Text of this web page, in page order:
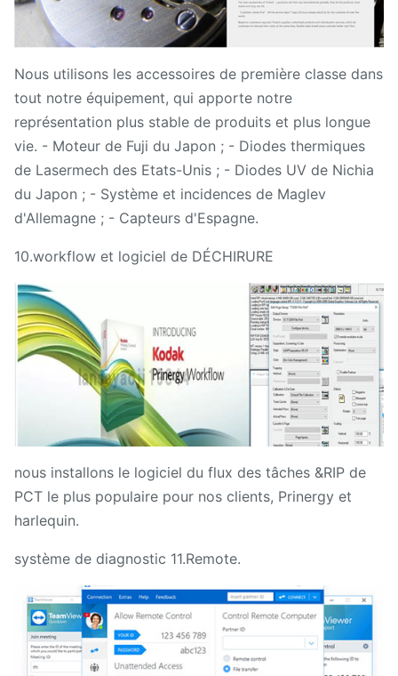
Nous utilisons les accessoires de première classe dans
tout notre équipement, qui apporte notre
représentation plus stable de produits et plus longue
vie. - Moteur de Fuji du Japon ; - Diodes thermiques
de Lasermech des Etats-Unis ; - Diodes UV de Nichia
du Japon ; - Système et incidences de Maglev
d'Allemagne ; - Capteurs d'Espagne.
10.workflow et logiciel de DÉCHIRURE
nous installons le logiciel du flux des tâches &RIP de
PCT le plus populaire pour nos clients, Prinergy et
harlequin.
système de diagnostic 11.Remote.